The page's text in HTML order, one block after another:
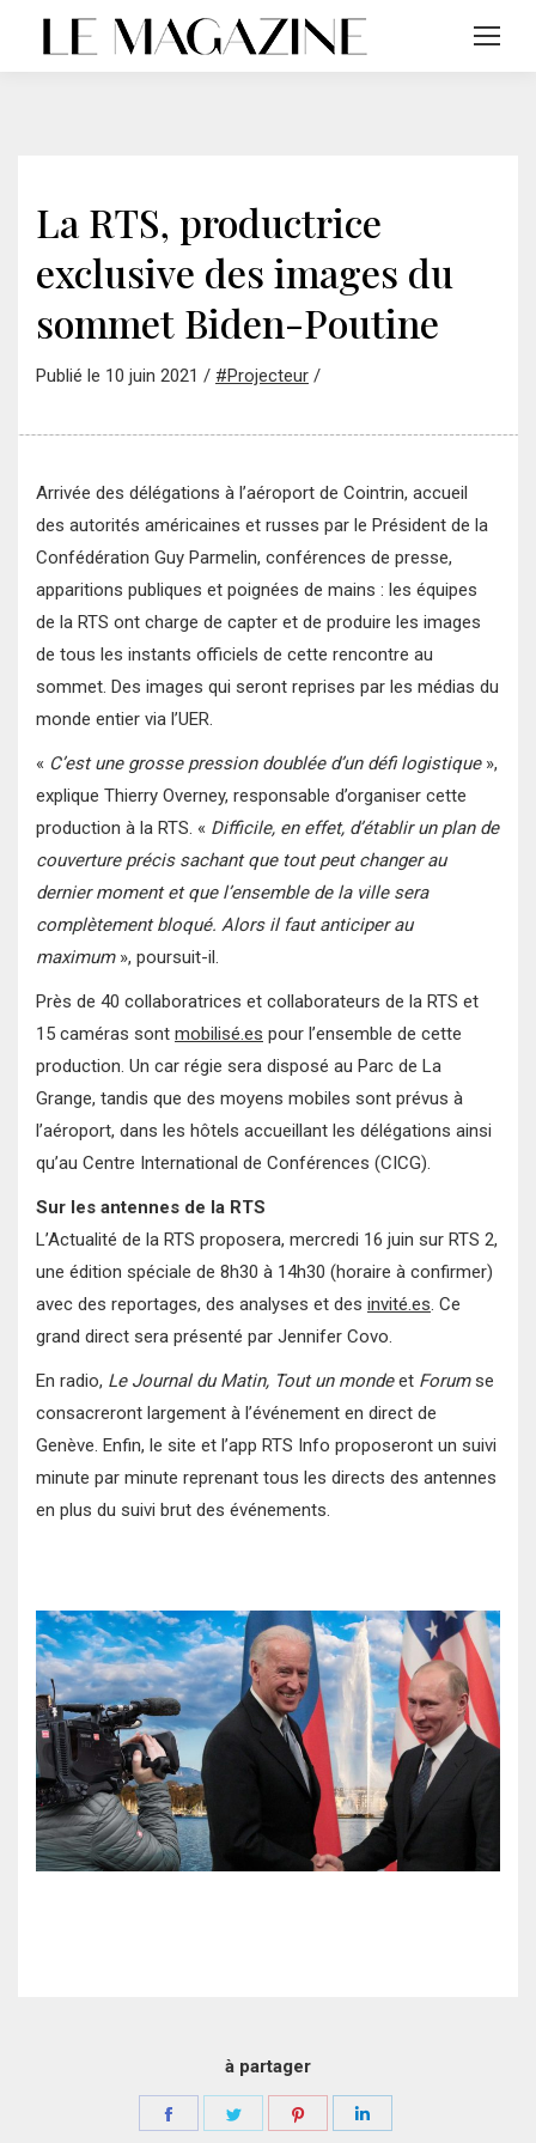
La RTS, productrice
exclusive des images du
sommet Biden-Poutine
Publié le 10 juin 2021 / #Projecteur /
Arrivée des délégations à l’aéroport de Cointrin, accueil
des autorités américaines et russes par le Président de la
Confédération Guy Parmelin, conférences de presse,
apparitions publiques et poignées de mains : les équipes
de la RTS ont charge de capter et de produire les images
de tous les instants officiels de cette rencontre au
sommet. Des images qui seront reprises par les médias du
monde entier via l’UER.
« C’est une grosse pression doublée d’un défi logistique»,
explique Thierry Overney, responsable d’organiser cette
production à la RTS. « Difficile, en effet, d’établir un plan de
couverture précis sachant que tout peut changer au
dernier moment et que l’ensemble de la ville sera
complètement bloqué. Alors il faut anticiper au
maximum », poursuit-il.
Près de 40 collaboratrices et collaborateurs de la RTS et
15 caméras sont mobilisé.es pour l’ensemble de cette
production. Un car régie sera disposé au Parc de La
Grange, tandis que des moyens mobiles sont prévus à
l’aéroport, dans les hôtels accueillant les délégations ainsi
qu’au Centre International de Conférences (CICG).
Sur les antennes de la RTS
L’Actualité de la RTS proposera, mercredi 16 juin sur RTS 2,
une édition spéciale de 8h30 à 14h30 (horaire à confirmer)
avec des reportages, des analyses et des invité.es. Ce
grand direct sera présenté par Jennifer Covo.
En radio, Le Journal du Matin, Tout un mondeet Forumse
consacreront largement à l’événement en direct de
Genève. Enfin, le site et l’app RTS Info proposeront un suivi
minute par minute reprenant tous les directs des antennes
en plus du suivi brut des événements.
à partager
Partager Partager
Partager